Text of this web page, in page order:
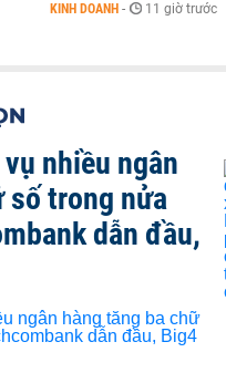
KINH DOANH - 11 giờ trước
nhiều ngân
số trong nửa
dẫn đầu,